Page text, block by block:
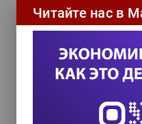
Сейчас в
Systems Lab
заметил Девитт. В
исследований,
будут
Microsoft получает
эксклюзивную,
Читайте нас в